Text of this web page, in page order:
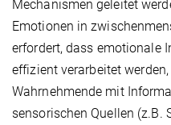
Mechanismen geleitet
Emotionen in
erfordert, dass emotionale
effizient verarbeitet
Wahrnehmende mit
sensorischen Quellen (z.B.